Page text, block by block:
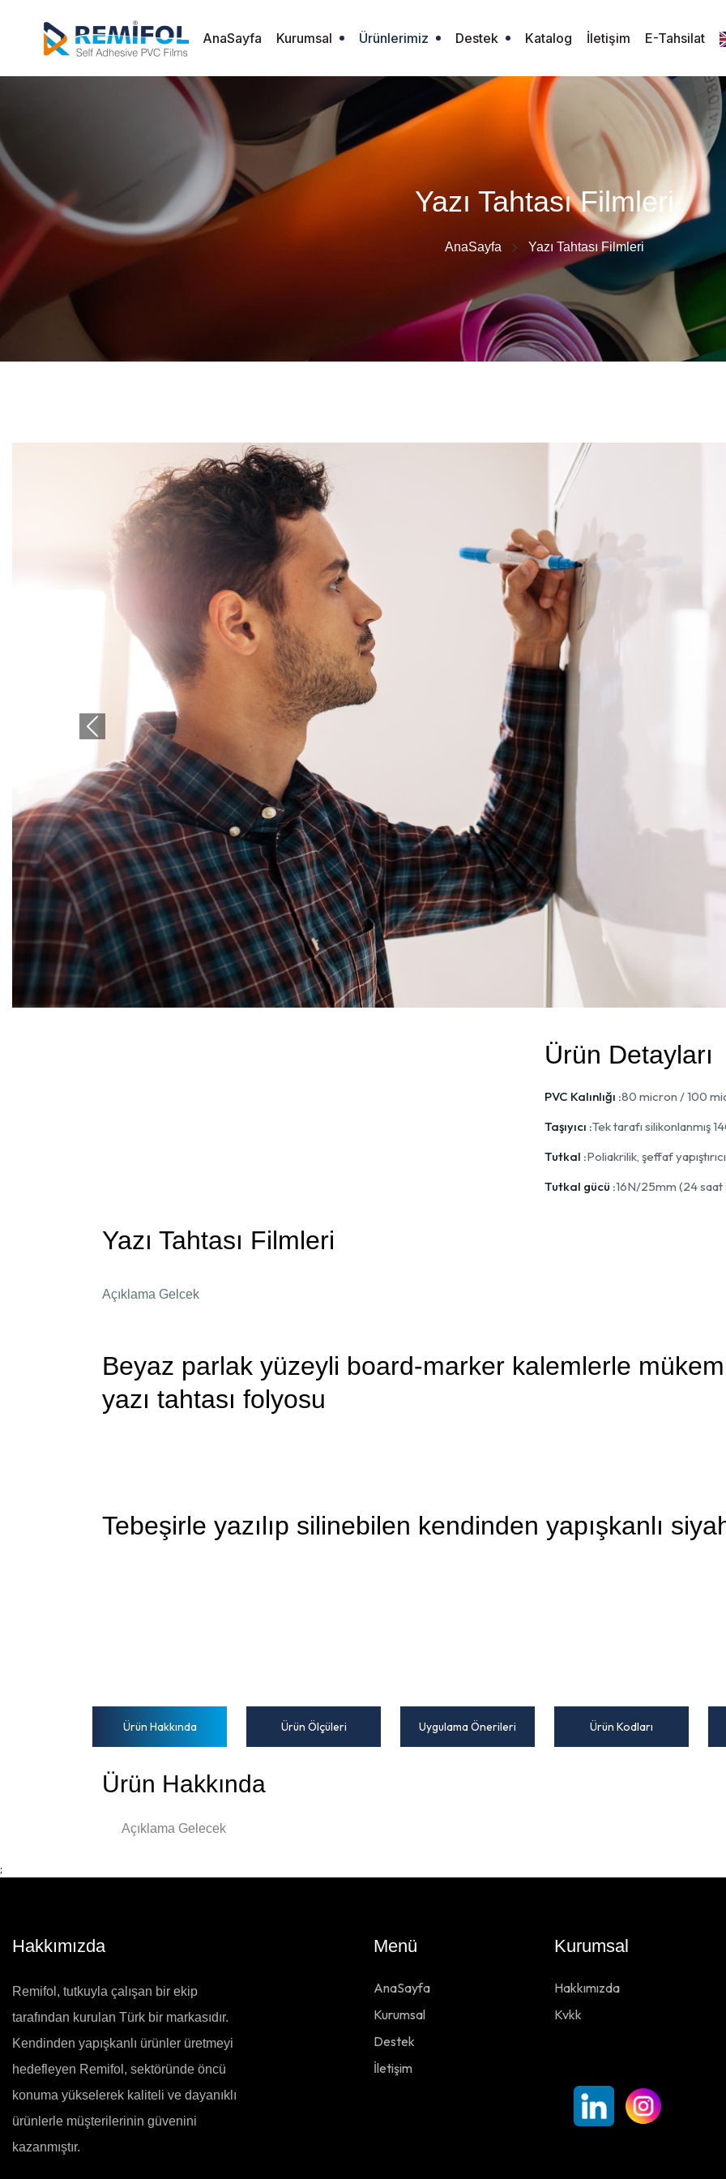
AnaSayfa Kurumsal Ürünlerimiz Destek Katalog İletişim E-Tahsilat
Yazı Tahtası Filmleri
AnaSayfa Yazı Tahtası Filmleri
Previous
Ürün Detayları
PVC Kalınlığı :80 micron / 100
Taşıyıcı :Tek tarafı silikonlanmış
Tutkal :Poliakrilik, şeffaf yapıştırıcı
Tutkal gücü :16N/25mm (24
Yazı Tahtası Filmleri
Açıklama Gelcek
Beyaz parlak yüzeyli board-marker kalemlerle
yazı tahtası folyosu
Tebeşirle yazılıp silinebilen kendinden yapışkanlı
Ürün Hakkında Ürün Ölçüleri Uygulama Önerileri Ürün Kodları
Ürün Hakkında
Açıklama Gelecek
;
Hakkımızda
Remifol, tutkuyla çalışan bir ekip
tarafından kurulan Türk bir markasıdır.
Kendinden yapışkanlı ürünler üretmeyi
hedefleyen Remifol, sektöründe öncü
konuma yükselerek kaliteli ve dayanıklı
ürünlerle müşterilerinin güvenini
kazanmıştır.
Menü
AnaSayfa
Kurumsal
Destek
İletişim
Kurumsal
Hakkımızda
Kvkk